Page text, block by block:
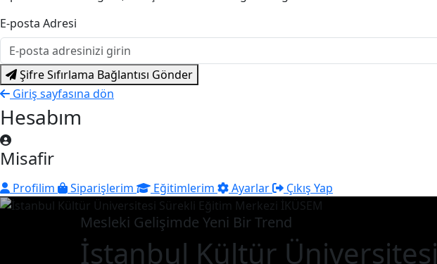
E-posta Adresi
Şifre Sıfırlama Bağlantısı Gönder
Giriş sayfasına dön
Hesabım
Misafir
Profilim Siparişlerim Eğitimlerim Ayarlar Çıkış Yap
Mesleki Gelişimde Yeni Bir Trend
İstanbul Kültür Üniversitesi